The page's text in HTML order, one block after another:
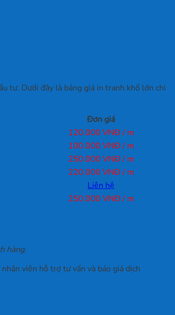
tư. Dưới đây là bảng giá in tranh khổ lớn chi
Đơn giá
120.000 VNĐ / m
100.000 VNĐ / m
250.000 VNĐ / m
220.000 VNĐ / m
Liên hệ
250.000 VNĐ / m
hàng.
viên hỗ trợ tư vấn và báo giá dịch